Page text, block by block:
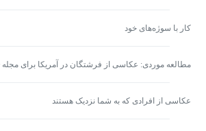
کار با سوژه‌های خود
مطالعه موردی: عکاسی از فرشتگان در آمریکا برای مجله Vogue
عکاسی از افرادی که به شما نزدیک هستند